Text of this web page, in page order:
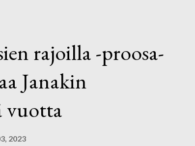
Kaija Klemetti, joka on myös Janakin
jälkeen siirrymme sujuvasti
Kirjoittajayhdistys Janaki ry:n
rajoilla -proosa-
Janakin
vuotta
2023